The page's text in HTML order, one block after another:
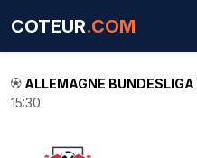
COTEUR.COM
ALLEMAGNE BUNDESLIGA
15:30